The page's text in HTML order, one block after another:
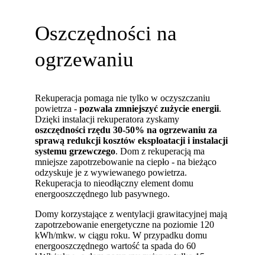
Oszczędności na
ogrzewaniu
Rekuperacja pomaga nie tylko w oczyszczaniu
powietrza -pozwala zmniejszyć zużycie energii.
Dzięki instalacji rekuperatora zyskamy
oszczędności rzędu 30-50% na ogrzewaniu za
sprawą redukcji kosztów eksploatacji i instalacji
systemu grzewczego. Dom z rekuperacją ma
mniejsze zapotrzebowanie na ciepło - na bieżąco
odzyskuje je z wywiewanego powietrza.
Rekuperacja to nieodłączny element domu
energooszczędnego lub pasywnego.
Domy korzystające z wentylacji grawitacyjnej mają
zapotrzebowanie energetyczne na poziomie 120
kWh/mkw. w ciągu roku. W przypadku domu
energooszczędnego wartość ta spada do 60